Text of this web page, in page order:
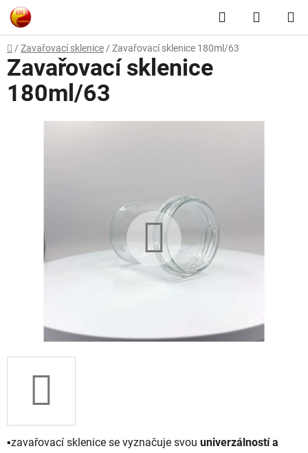
Přejít
na
obsah
Hledat
KOŠÍK
Domů
/ Zavařovací sklenice / Zavařovací sklenice 180ml/63
▪️zavařovací sklenice se vyznačuje svou univerzálností a
Zavařovací sklenice
180ml/63